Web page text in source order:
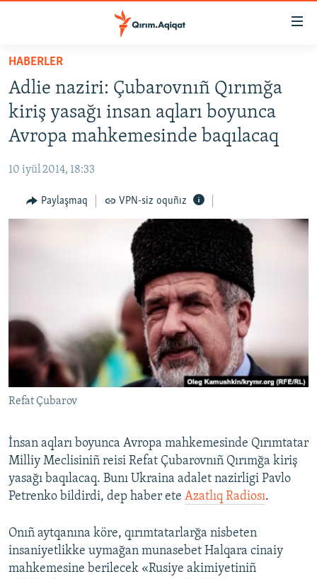
Esas
qaytmaq
Baş
navigatsiyağa
qaytmaq
Qıdıruvğa
qaytmaq
HABERLER
İQTİSADİYAT
MEDENİYET
İNSAN AQLARI
Русский
Українською
QOŞULIÑIZ!
RFE/RS bütün saytları
HABERLER
Adlie naziri: Çubarovnıñ Qırımğa
kiriş yasağı insan aqları boyunca
Avropa mahkemesinde baqılacaq
10 iyül 2014, 18:33
Paylaşmaq VPN-siz oquñız
Refat Çubarov
İnsan aqları boyunca Avropa mahkemesinde Qırımtatar
Milliy Meclisiniñ reisi Refat Çubarovnıñ Qırımğa kiriş
yasağı baqılacaq. Bunı Ukraina adalet nazirligi Pavlo
Petrenko bildirdi, dep haber ete Azatlıq Radiosı.
Onıñ aytqanına köre, qırımtatarlarğa nisbeten
insaniyetlikke uymağan munasebet Halqara cinaiy
mahkemesine berilecek «Rusiye akimiyetiniñ